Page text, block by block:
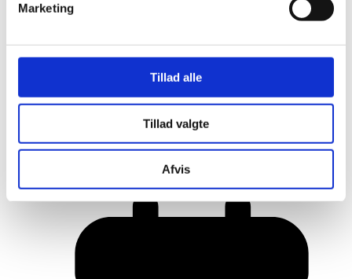
Marketing
Tillad alle
Tillad valgte
Afvis
Her er alle vinderne fra årets Danish
Rainbow Awards